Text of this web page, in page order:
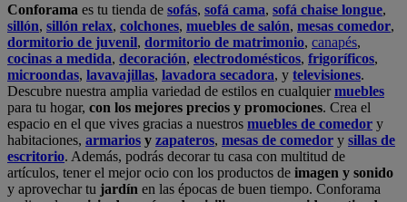
Conforama es tu tienda de sofás, sofá cama, sofá chaise longue,
sillón, sillón relax, colchones, muebles de salón, mesas comedor,
dormitorio de juvenil, dormitorio de matrimonio, canapés,
cocinas a medida, decoración, electrodomésticos, frigoríficos,
microondas, lavavajillas, lavadora secadora, y televisiones.
Descubre nuestra amplia variedad de estilos en cualquiermuebles
para tu hogar, con los mejores precios y promociones. Crea el
espacio en el que vives gracias a nuestros muebles de comedor y
habitaciones, armarios y zapateros, mesas de comedor y sillas de
escritorio. Además, podrás decorar tu casa con multitud de
artículos, tener el mejor ocio con los productos de imagen y sonido
y aprovechar tu jardín en las épocas de buen tiempo. Conforama